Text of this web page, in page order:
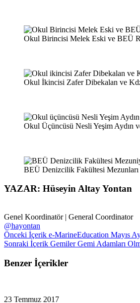
Okul Birincisi Melek Eski ve BEÜ
Okul İkincisi Zafer Dibekalan ve
Okul Üçüncüsü Nesli Yeşim Aydın
BEÜ Denizcilik Fakültesi Mezunları
YAZAR: Hüseyin Altay Yontan
Genel Koordinatör | General Coordinator
@hayontan
Önceki İçerik e-MarineEducation Mayıs
Sonraki İçerik Gemiler Gemi Adamları
Benzer İçerikler
23 Temmuz 2017